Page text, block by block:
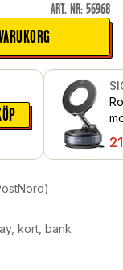
ART. NR: 56968
kort, bank